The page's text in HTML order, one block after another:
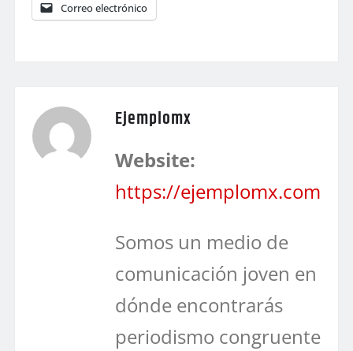
Correo electrónico
Ejemplomx
Website:
https://ejemplomx.com
Somos un medio de
comunicación joven en
dónde encontrarás
periodismo congruente